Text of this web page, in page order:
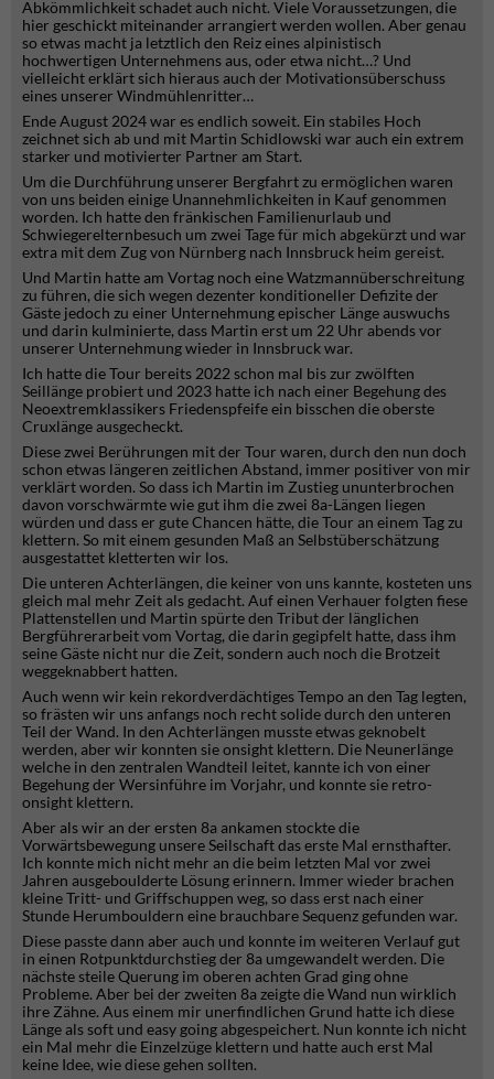
Abkömmlichkeit schadet auch nicht. Viele Voraussetzungen, die
hier geschickt miteinander arrangiert werden wollen. Aber genau
so etwas macht ja letztlich den Reiz eines alpinistisch
hochwertigen Unternehmens aus, oder etwa nicht…? Und
vielleicht erklärt sich hieraus auch der Motivationsüberschuss
eines unserer Windmühlenritter…
Ende August 2024 war es endlich soweit. Ein stabiles Hoch
zeichnet sich ab und mit Martin Schidlowski war auch ein extrem
starker und motivierter Partner am Start.
Um die Durchführung unserer Bergfahrt zu ermöglichen waren
von uns beiden einige Unannehmlichkeiten in Kauf genommen
worden. Ich hatte den fränkischen Familienurlaub und
Schwiegerelternbesuch um zwei Tage für mich abgekürzt und war
extra mit dem Zug von Nürnberg nach Innsbruck heim gereist.
Und Martin hatte am Vortag noch eine Watzmannüberschreitung
zu führen, die sich wegen dezenter konditioneller Defizite der
Gäste jedoch zu einer Unternehmung epischer Länge auswuchs
und darin kulminierte, dass Martin erst um 22 Uhr abends vor
unserer Unternehmung wieder in Innsbruck war.
Ich hatte die Tour bereits 2022 schon mal bis zur zwölften
Seillänge probiert und 2023 hatte ich nach einer Begehung des
Neoextremklassikers Friedenspfeife ein bisschen die oberste
Cruxlänge ausgecheckt.
Diese zwei Berührungen mit der Tour waren, durch den nun doch
schon etwas längeren zeitlichen Abstand, immer positiver von mir
verklärt worden. So dass ich Martin im Zustieg ununterbrochen
davon vorschwärmte wie gut ihm die zwei 8a-Längen liegen
würden und dass er gute Chancen hätte, die Tour an einem Tag zu
klettern. So mit einem gesunden Maß an Selbstüberschätzung
ausgestattet kletterten wir los.
Die unteren Achterlängen, die keiner von uns kannte, kosteten uns
gleich mal mehr Zeit als gedacht. Auf einen Verhauer folgten fiese
Plattenstellen und Martin spürte den Tribut der länglichen
Bergführerarbeit vom Vortag, die darin gegipfelt hatte, dass ihm
seine Gäste nicht nur die Zeit, sondern auch noch die Brotzeit
weggeknabbert hatten.
Auch wenn wir kein rekordverdächtiges Tempo an den Tag legten,
so frästen wir uns anfangs noch recht solide durch den unteren
Teil der Wand. In den Achterlängen musste etwas geknobelt
werden, aber wir konnten sie onsight klettern. Die Neunerlänge
welche in den zentralen Wandteil leitet, kannte ich von einer
Begehung der Wersinführe im Vorjahr, und konnte sie retro-
onsight klettern.
Aber als wir an der ersten 8a ankamen stockte die
Vorwärtsbewegung unsere Seilschaft das erste Mal ernsthafter.
Ich konnte mich nicht mehr an die beim letzten Mal vor zwei
Jahren ausgeboulderte Lösung erinnern. Immer wieder brachen
kleine Tritt- und Griffschuppen weg, so dass erst nach einer
Stunde Herumbouldern eine brauchbare Sequenz gefunden war.
Diese passte dann aber auch und konnte im weiteren Verlauf gut
in einen Rotpunktdurchstieg der 8a umgewandelt werden. Die
nächste steile Querung im oberen achten Grad ging ohne
Probleme. Aber bei der zweiten 8a zeigte die Wand nun wirklich
ihre Zähne. Aus einem mir unerfindlichen Grund hatte ich diese
Länge als soft und easy going abgespeichert. Nun konnte ich nicht
ein Mal mehr die Einzelzüge klettern und hatte auch erst Mal
keine Idee, wie diese gehen sollten.